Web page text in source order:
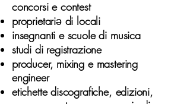
concorsi e contest
proprietariədi locali
insegnanti e scuole di musica
studi di registrazione
producer, mixing e mastering
engineer
etichette discografiche, edizioni,